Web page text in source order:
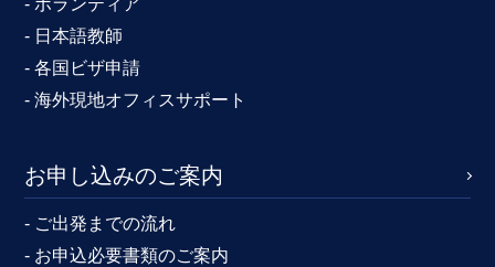
- ボランティア
- 日本語教師
- 各国ビザ申請
- 海外現地オフィスサポート
お申し込みのご案内
- ご出発までの流れ
- お申込必要書類のご案内